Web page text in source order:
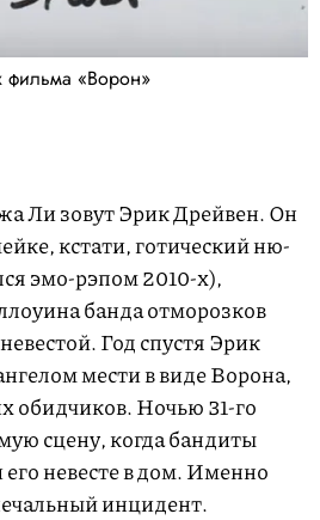
фильма «Ворон»
Ли зовут Эрик Дрейвен. Он
кстати, готический ню-
эмо-рэпом 2010-х),
банда отморозков
Год спустя Эрик
мести в виде Ворона,
обидчиков. Ночью 31-го
сцену, когда бандиты
невесте в дом. Именно
инцидент.